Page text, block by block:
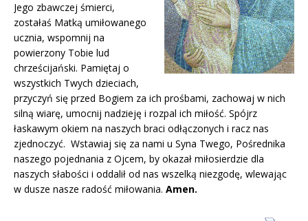
Jego zbawczej śmierci,
zostałaś Matką umiłowanego
ucznia, wspomnij na
powierzony Tobie lud
chrześcijański. Pamiętaj o
wszystkich Twych dzieciach,
przyczyń się przed Bogiem za ich prośbami, zachowaj w nich
silną wiarę, umocnij nadzieję i rozpal ich miłość. Spójrz
łaskawym okiem na naszych braci odłączonych i racz nas
zjednoczyć. Wstawiaj się za nami u Syna Twego, Pośrednika
naszego pojednania z Ojcem, by okazał miłosierdzie dla
naszych słabości i oddalił od nas wszelką niezgodę, wlewając
w dusze nasze radość miłowania. Amen.